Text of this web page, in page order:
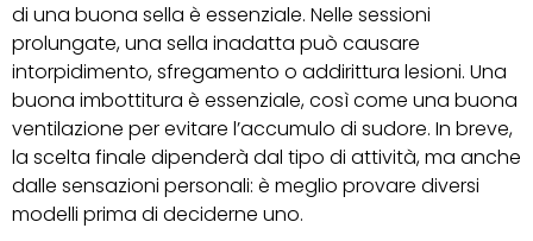
di una buona sella è essenziale. Nelle sessioni
prolungate, una sella inadatta può causare
intorpidimento, sfregamento o addirittura lesioni. Una
buona imbottitura è essenziale, così come una buona
ventilazione per evitare l’accumulo di sudore. In breve,
la scelta finale dipenderà dal tipo di attività, ma anche
dalle sensazioni personali: è meglio provare diversi
modelli prima di deciderne uno.